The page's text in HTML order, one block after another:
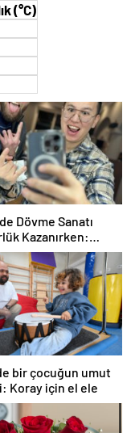
(°C)
Dövme Sanatı
Kazanırken:
Aimurzin’in
Realizmi
bir çocuğun umut
Koray için el ele